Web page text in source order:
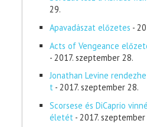
29.
Apavadászat előzetes -
Acts of Vengeance
- 2017. szeptember 28.
Jonathan Levine
t - 2017. szeptember 28.
Scorsese és DiCaprio
életét - 2017. szeptember